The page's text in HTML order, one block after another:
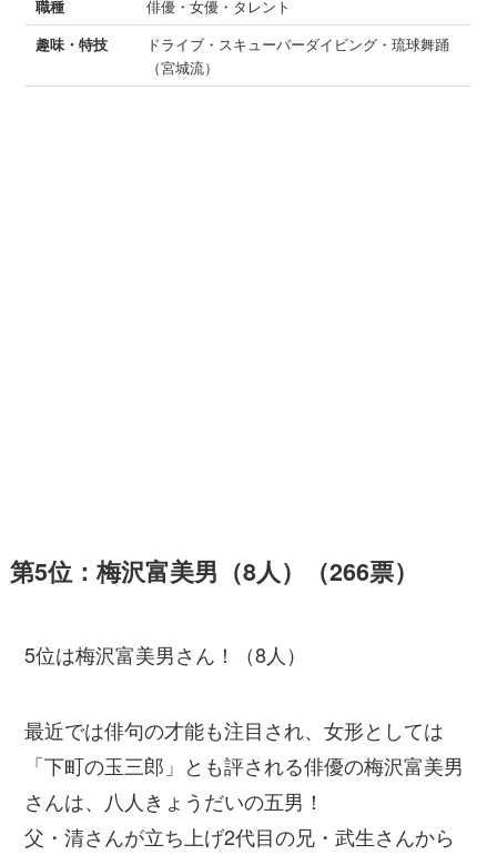
職種
俳優・女優・タレント
趣味・特技
ドライブ・スキューバーダイビング・琉球舞踊
（宮城流）
第5位：梅沢富美男（8人）（266票）
5位は梅沢富美男さん！（8人）
最近では俳句の才能も注目され、女形としては
「下町の玉三郎」とも評される俳優の梅沢富美男
さんは、八人きょうだいの五男！
父・清さんが立ち上げ2代目の兄・武生さんから